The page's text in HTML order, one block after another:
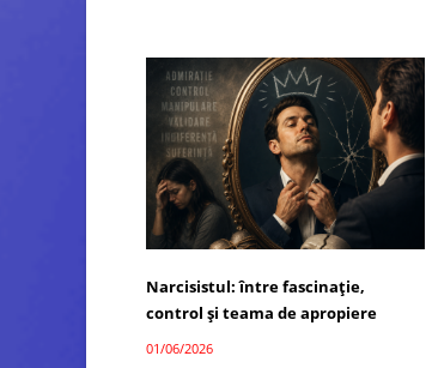
Narcisistul: între fascinație,
control și teama de apropiere
01/06/2026